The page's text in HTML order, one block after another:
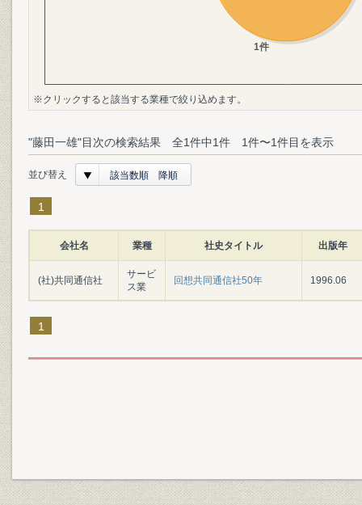
※クリックすると該当する業種で絞り込めます。
"藤田一雄"目次の検索結果 全1件中1件 1件〜1件目を表示
並び替え 該当数順 降順
1
会社名 業種 社史タイトル 出版年
(社)共同通信社
サービ
ス業
回想共同通信社50年 1996.06
1